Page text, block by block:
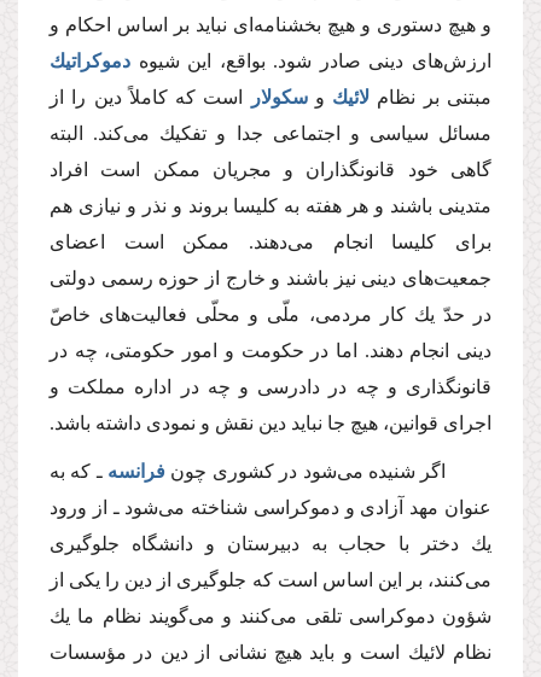
و هیچ دستورى و هیچ بخشنامه‌اى نباید بر اساس احكام و
ارزش‌هاى دینى صادر شود. بواقع، این شیوه دموكراتیك
مبتنى بر نظام لائیك وسكولار
است كه كاملاً دین را از
مسائل سیاسى و اجتماعى جدا و تفكیك مى‌كند. البته
گاهى خود قانونگذاران و مجریان ممكن است افراد
متدینى باشند و هر هفته به كلیسا بروند و نذر و نیازى هم
براى كلیسا انجام مى‌دهند. ممكن است اعضاى
جمعیت‌هاى دینى نیز باشند و خارج از حوزه رسمى دولتى
در حدّ یك كار مردمى، ملّى و محلّى فعالیت‌هاى خاصّ
دینى انجام دهند. اما در حكومت و امور حكومتى، چه در
قانونگذارى و چه در دادرسى و چه در اداره مملكت و
اجراى قوانین، هیچ جا نباید دین نقش و نمودى داشته باشد.
اگر شنیده مى‌شود در كشورى چونفرانسه ـ كه به
عنوان مهد آزادى و دموكراسى شناخته مى‌شود ـ از ورود
یك دختر با حجاب به دبیرستان و دانشگاه جلوگیرى
مى‌كنند، بر این اساس است كه جلوگیرى از دین را یكى از
شؤون دموكراسى تلقى مى‌كنند و مى‌گویند نظام ما یك
نظام لائیك است و باید هیچ نشانى از دین در مؤسسات